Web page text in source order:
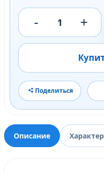
- 1 +
Поделиться
Описание